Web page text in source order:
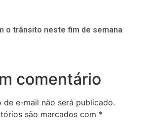
o trânsito neste fim de semana
comentário
de e-mail não será publicado.
são marcados com *